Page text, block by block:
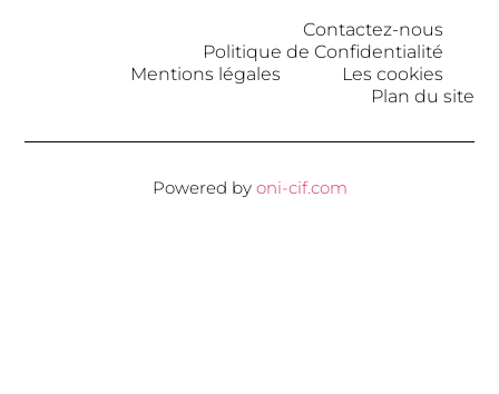
Contactez-nous
Politique de Confidentialité
Mentions légales
Les cookies
Plan du site
Powered by oni-cif.com